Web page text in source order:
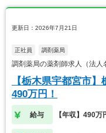
更新日：2026年7月21日
正社員 調剤薬局
調剤薬局の薬剤師求人（法
【栃木県宇都宮市
490万円！
給与 【年収】490